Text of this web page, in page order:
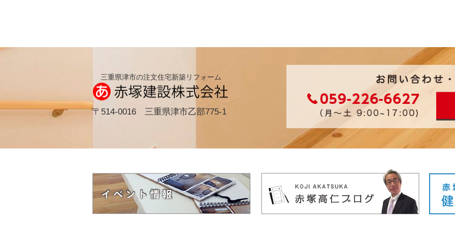
三重県津市の注文住宅新築リフォーム
〒514-0016 三重県津市乙部775-1